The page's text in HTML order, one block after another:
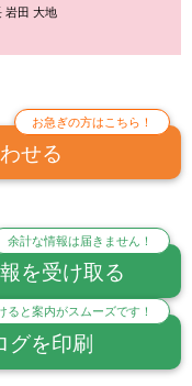
岩田 大地
せる
お急ぎの方はこちら！
を受け取る
余計な情報は届きません！
グを印刷
ると案内がスムーズです！